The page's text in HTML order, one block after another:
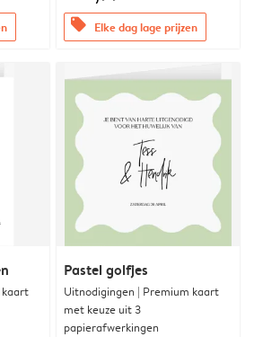
offers Elke dag lage prijzen
kaart
Pastel golfjes
Uitnodigingen | Premium kaart
met keuze uit 3
papierafwerkingen